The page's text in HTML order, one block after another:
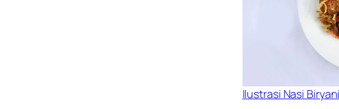
Ilustrasi Nasi Biryani